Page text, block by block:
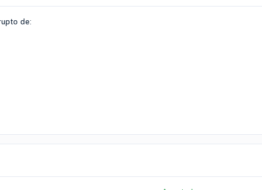
de: